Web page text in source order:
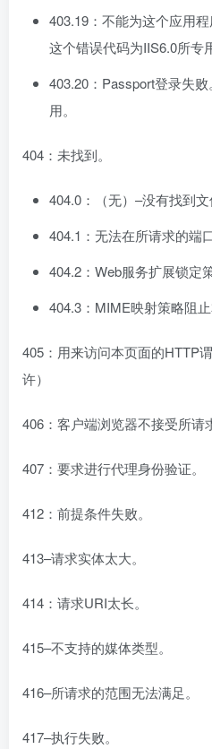
403.19：不能为这个应用
这个错误代码为IIS6.0所专用
403.20：Passport登录失
用。
404：未找到。
404.0：（无）–没有找到文
404.1：无法在所请求的端
404.2：Web服务扩展锁定
404.3：MIME映射策略阻止
405：用来访问本页面的HTTP
许）
406：客户端浏览器不接受所请
407：要求进行代理身份验证。
412：前提条件失败。
413–请求实体太大。
414：请求URI太长。
415–不支持的媒体类型。
416–所请求的范围无法满足。
417–执行失败。